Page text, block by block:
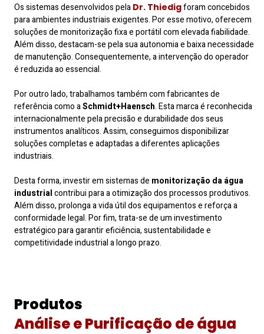
Os sistemas desenvolvidos pela Dr. Thiedigforam concebidos
para ambientes industriais exigentes. Por esse motivo, oferecem
soluções de monitorização fixa e portátil com elevada fiabilidade.
Além disso, destacam-se pela sua autonomia e baixa necessidade
de manutenção. Consequentemente, a intervenção do operador
é reduzida ao essencial.
Por outro lado, trabalhamos também com fabricantes de
referência como aSchmidt+Haensch. Esta marca é reconhecida
internacionalmente pela precisão e durabilidade dos seus
instrumentos analíticos. Assim, conseguimos disponibilizar
soluções completas e adaptadas a diferentes aplicações
industriais.
Desta forma, investir em sistemas de monitorização da água
industrialcontribui para a otimização dos processos produtivos.
Além disso, prolonga a vida útil dos equipamentos e reforça a
conformidade legal. Por fim, trata-se de um investimento
estratégico para garantir eficiência, sustentabilidade e
competitividade industrial a longo prazo.
Produtos
Análise e Purificação de água